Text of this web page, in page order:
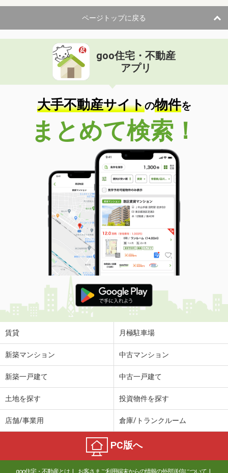
ページトップに戻る
goo住宅・不動産
アプリ
大手不動産サイトの物件を
まとめて検索！
賃貸 月極駐車場
新築マンション 中古マンション
新築一戸建て 中古一戸建て
土地を探す 投資物件を探す
店舗/事業用 倉庫/トランクルーム
PC版へ